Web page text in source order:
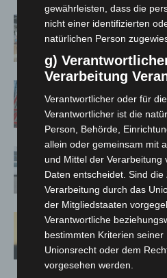
Kunst trifft
Susann
Jacques’
A2: Zweite
zwischen
Bothfeld
kehren nach
Spanien
Hannover:
Population in
gewährleisten, dass die
nicht einer identifizierten
natürlichen Person
g)
Verarbeitung
Verantwortlicher oder für
Verantwortlicher ist die
Person, Behörde,
allein oder gemeinsam mit
und Mittel der Verarbeitung
Daten entscheidet. Sind
Verarbeitung durch das
der Mitgliedstaaten
Verantwortliche
bestimmten Kriterien
Unionsrecht oder dem
vorgesehen werden.